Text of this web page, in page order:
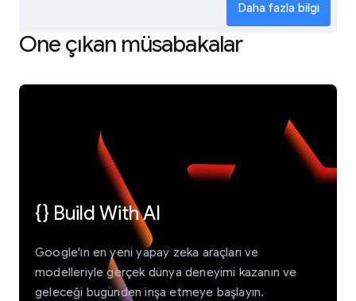
Daha fazla bilgi
Öne çıkan müsabakalar
{} Build With AI
Google'ın en yeni yapay zeka araçları ve
modelleriyle gerçek dünya deneyimi kazanın ve
geleceği bugünden inşa etmeye başlayın.